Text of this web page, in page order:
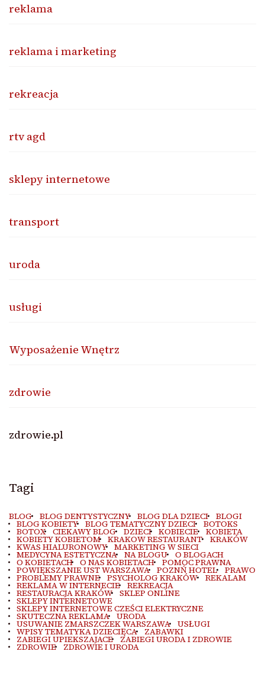
reklama
reklama i marketing
rekreacja
rtv agd
sklepy internetowe
transport
uroda
usługi
Wyposażenie Wnętrz
zdrowie
zdrowie.pl
Tagi
BLOG BLOG DENTYSTYCZNY BLOG DLA DZIECI BLOGI
BLOG KOBIETY BLOG TEMATYCZNY DZIECI BOTOKS
BOTOX CIEKAWY BLOG DZIECI KOBIECIE KOBIETA
KOBIETY KOBIETOM KRAKOW RESTAURANT KRAKÓW
KWAS HIALURONOWY MARKETING W SIECI
MEDYCYNA ESTETYCZNA NA BLOGU O BLOGACH
O KOBIETACH O NAS KOBIETACH POMOC PRAWNA
POWIĘKSZANIE UST WARSZAWA POZNŃ HOTEL PRAWO
PROBLEMY PRAWNE PSYCHOLOG KRAKÓW REKALAM
REKLAMA W INTERNECIE REKREACJA
RESTAURACJA KRAKÓW SKLEP ONLINE
SKLEPY INTERNETOWE
SKLEPY INTERNETOWE CZEŚCI ELEKTRYCZNE
SKUTECZNA REKLAMA URODA
USUWANIE ZMARSZCZEK WARSZAWA USŁUGI
WPISY TEMATYKA DZIECIĘCA ZABAWKI
ZABIEGI UPIEKSZAJACE ZABIEGI URODA I ZDROWIE
ZDROWIE ZDROWIE I URODA